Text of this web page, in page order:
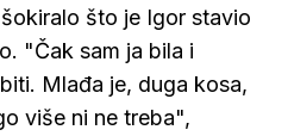
što je Igor stavio
"Čak sam ja bila i
Mlađa je, duga kosa,
više ni ne treba",